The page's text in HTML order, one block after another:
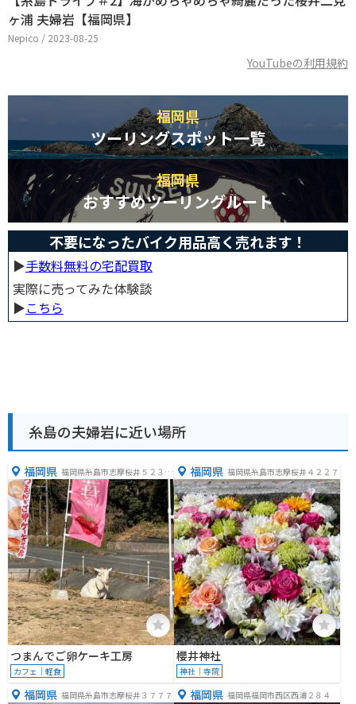
ヶ浦 夫婦岩【福岡県】
Nepico / 2023-08-25
YouTubeの利用規約
福岡県
ツーリングスポット一覧
福岡県
おすすめツーリングルート
不要になったバイク用品高く売れます！
▶︎手数料無料の宅配買取
実際に売ってみた体験談
▶︎こちら
糸島の夫婦岩に近い場所
福岡県 福岡県糸島市志摩桜井５２３４
−１
つまんでご卵ケーキ工房
カフェ｜軽食
福岡県 福岡県糸島市志摩桜井４２２７
櫻井神社
神社｜寺院
福岡県 福岡県糸島市志摩桜井３７７７ 福岡県 福岡県福岡市西区西浦２８４